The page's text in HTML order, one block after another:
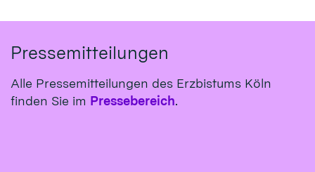
Pressemitteilungen
Alle Pressemitteilungen des Erzbistums Köln
finden Sie im Pressebereich.